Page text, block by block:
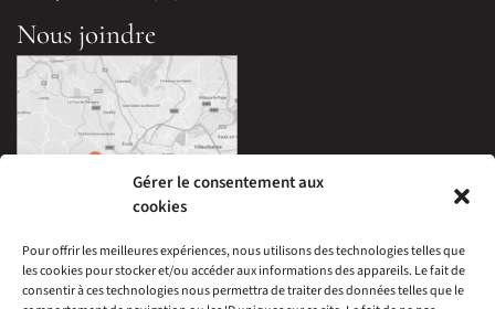
Gérer le consentement aux
cookies
Pour offrir les meilleures expériences, nous utilisons des technologies telles que
les cookies pour stocker et/ou accéder aux informations des appareils. Le fait de
consentir à ces technologies nous permettra de traiter des données telles que le
Nous joindre
33 Avenue Edouard Millaud,
69290 Craponne, France